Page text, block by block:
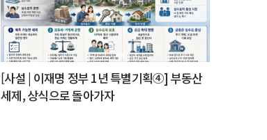
[사설 | 이재명 정부 1년 특별기획④] 부동산
세제, 상식으로 돌아가자